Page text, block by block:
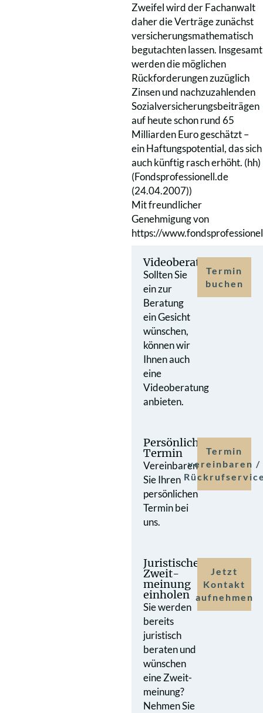
Zweifel wird der Fachanwalt
daher die Verträge zunächst
versicherungsmathematisch
begutachten lassen. Insgesamt
werden die möglichen
Rückforderungen zuzüglich
Zinsen und nachzuzahlenden
Sozialversicherungsbeiträgen
auf heute schon rund 65
Milliarden Euro geschätzt –
ein Haftungspotential, das sich
auch künftig rasch erhöht. (hh)
(Fondsprofessionell.de
(24.04.2007))
Mit freundlicher
Genehmigung von
https://
Videoberatung
Sollten Sie
ein zur
Beratung
ein Gesicht
wünschen,
können wir
Ihnen auch
eine
Videoberatung
anbieten.
Termin
buchen
Persönlicher
Termin
Vereinbaren
Sie Ihren
persönlichen
Termin bei
uns.
Termin
vereinbaren /
Juristische
Zweit­
meinung
einholen
Sie werden
bereits
juristisch
beraten und
wünschen
eine Zweit­
meinung?
Nehmen Sie
Jetzt
Kontakt
aufnehmen